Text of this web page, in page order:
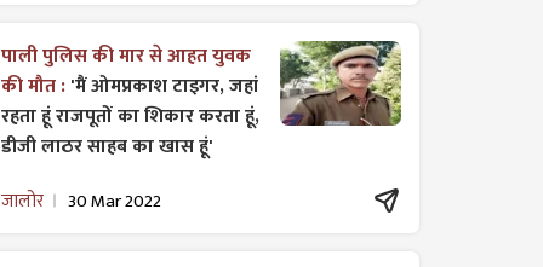
पाली पुलिस की मार से आहत युवक
की मौत :'मैं ओमप्रकाश टाइगर, जहां
रहता हूं राजपूतों का शिकार करता हूं,
डीजी लाठर साहब का खास हूं'
जालोर 30 Mar 2022